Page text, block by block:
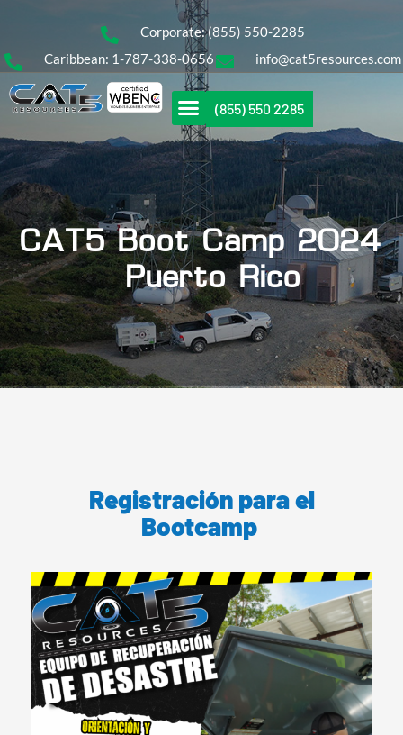
Corporate: (855) 550-2285
Caribbean: 1-787-338-0656
info@cat5resources.com
(855) 550 2285
CAT5 Boot Camp 2024
– Puerto Rico
Registración para el
Bootcamp